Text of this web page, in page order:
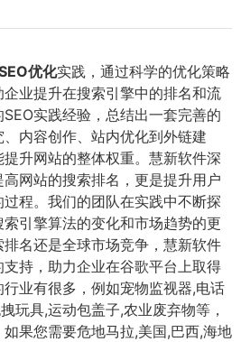
优化实践，通过科学的优化策略
业提升在搜索引擎中的排名和流
实践经验，总结出一套完善的
内容创作、站内优化到外链建
升网站的整体权重。慧新软件深
网站的搜索排名，更是提升用户
程。我们的团队在实践中不断探
引擎算法的变化和市场趋势的更
名还是全球市场竞争，慧新软件
持，助力企业在谷歌平台上取得
业有很多，例如宠物监视器,电话
玩具,运动包盖子,农业废弃物等，
果您需要危地马拉,美国,巴西,海地